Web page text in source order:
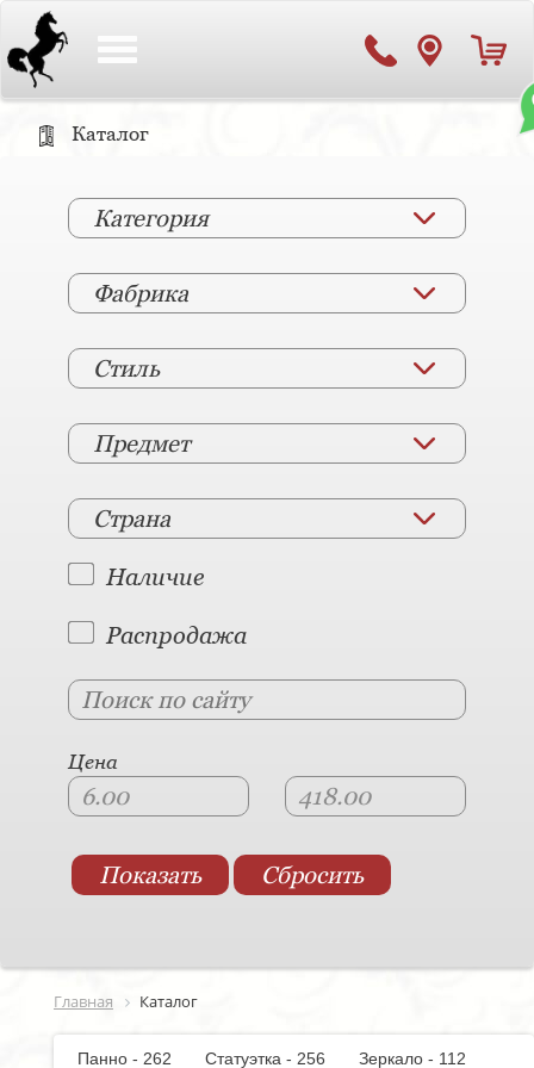
Каталог
Категория
Фабрика
Стиль
Предмет
Страна
Наличие
Распродажа
Цена
Главная Каталог
Панно - 262 Статуэтка - 256
Зеркало - 112